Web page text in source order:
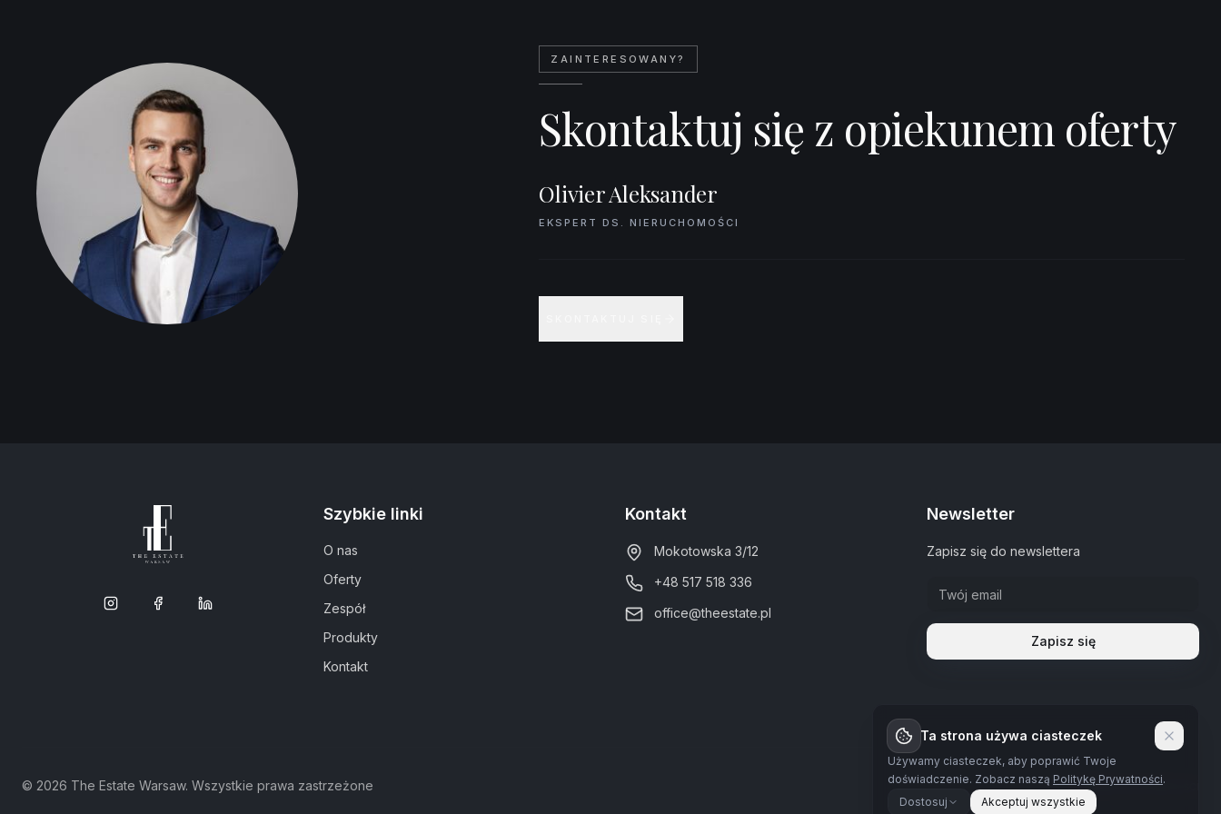
ZAINTERESOWANY?
Skontaktuj się z opiekunem oferty
Olivier Aleksander
EKSPERT DS. NIERUCHOMOŚCI
Szybkie linki
O nas
Oferty
Zespół
Produkty
Kontakt
Kontakt
Mokotowska 3/12
+48 517 518 336
office@theestate.pl
Newsletter
Zapisz się do newslettera
Zapisz się
© 2026 The Estate Warsaw. Wszystkie prawa zastrzeżone Polityka prywatności
Ta strona używa ciasteczek
Używamy ciasteczek, aby poprawić Twoje
doświadczenie. Zobacz naszą Politykę Prywatności.
Dostosuj
Akceptuj wszystkie